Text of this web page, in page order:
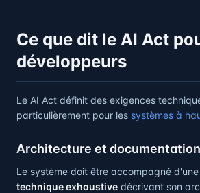
Ce que dit le AI Act
développeurs
Le AI Act définit des exigences
particulièrement pour les systèmes à
Architecture et documentation
Le système doit être accompagné d'une
technique exhaustive décrivant son